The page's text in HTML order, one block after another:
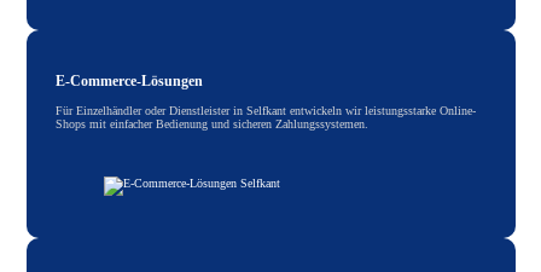
E-Commerce-Lösungen
Für Einzelhändler oder Dienstleister in Selfkant entwickeln wir leistungsstarke Online-
Shops mit einfacher Bedienung und sicheren Zahlungssystemen.